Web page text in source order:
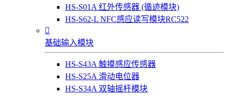
HS-S01A 红外传感器 (循迹模块)
HS-S62-L NFC感应读写模块RC522

基础输入模块
HS-S43A 触摸感应传感器
HS-S25A 滑动电位器
HS-S34A 双轴摇杆模块